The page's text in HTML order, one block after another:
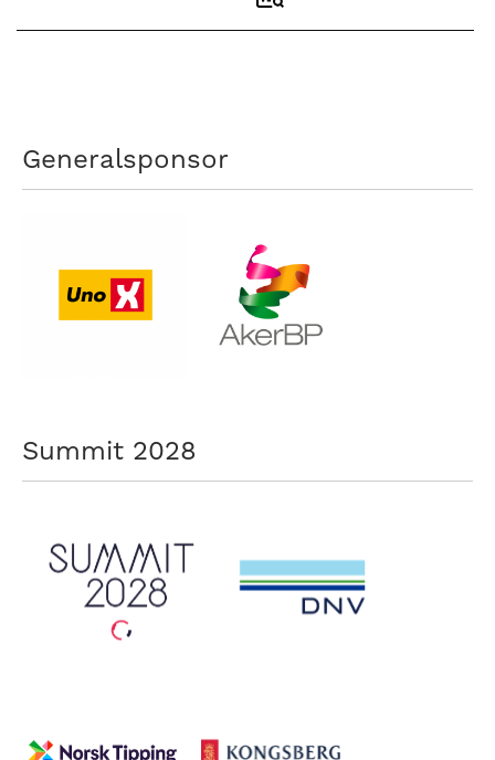
Generalsponsor
Summit 2028